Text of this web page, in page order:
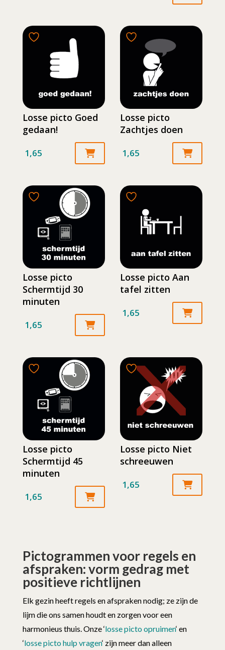
Losse picto Goed
gedaan!
1,65
Losse picto
Zachtjes doen
1,65
Losse picto
Schermtijd 30
minuten
1,65
Losse picto Aan
tafel zitten
1,65
Losse picto
Schermtijd 45
minuten
1,65
Losse picto Niet
schreeuwen
1,65
Pictogrammen voor regels en
afspraken: vorm gedrag met
positieve richtlijnen
Elk gezin heeft regels en afspraken nodig; ze zijn de
lijm die ons samen houdt en zorgen voor een
harmonieus thuis. Onze ‘losse picto opruimen‘ en
‘losse picto hulp vragen‘ zijn meer dan alleen